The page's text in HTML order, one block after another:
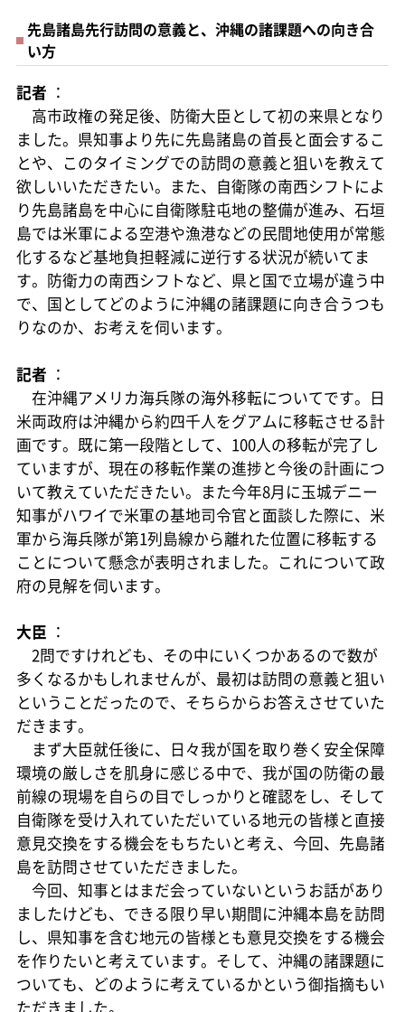
先島諸島先行訪問の意義と、沖縄の諸課題への向き合
い方
記者 ：
高市政権の発足後、防衛大臣として初の来県となり
ました。県知事より先に先島諸島の首長と面会するこ
とや、このタイミングでの訪問の意義と狙いを教えて
欲しいいただきたい。また、自衛隊の南西シフトによ
り先島諸島を中心に自衛隊駐屯地の整備が進み、石垣
島では米軍による空港や漁港などの民間地使用が常態
化するなど基地負担軽減に逆行する状況が続いてま
す。防衛力の南西シフトなど、県と国で立場が違う中
で、国としてどのように沖縄の諸課題に向き合うつも
りなのか、お考えを伺います。
記者 ：
在沖縄アメリカ海兵隊の海外移転についてです。日
米両政府は沖縄から約四千人をグアムに移転させる計
画です。既に第一段階として、100人の移転が完了し
ていますが、現在の移転作業の進捗と今後の計画につ
いて教えていただきたい。また今年8月に玉城デニー
知事がハワイで米軍の基地司令官と面談した際に、米
軍から海兵隊が第1列島線から離れた位置に移転する
ことについて懸念が表明されました。これについて政
府の見解を伺います。
大臣 ：
2問ですけれども、その中にいくつかあるので数が
多くなるかもしれませんが、最初は訪問の意義と狙い
ということだったので、そちらからお答えさせていた
だきます。
まず大臣就任後に、日々我が国を取り巻く安全保障
環境の厳しさを肌身に感じる中で、我が国の防衛の最
前線の現場を自らの目でしっかりと確認をし、そして
自衛隊を受け入れていただいている地元の皆様と直接
意見交換をする機会をもちたいと考え、今回、先島諸
島を訪問させていただきました。
今回、知事とはまだ会っていないというお話があり
ましたけども、できる限り早い期間に沖縄本島を訪問
し、県知事を含む地元の皆様とも意見交換をする機会
を作りたいと考えています。そして、沖縄の諸課題に
ついても、どのように考えているかという御指摘もい
ただきました。